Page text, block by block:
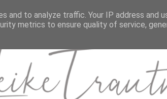
and to analyze traffic. Your IP address and
metrics to ensure quality of service,